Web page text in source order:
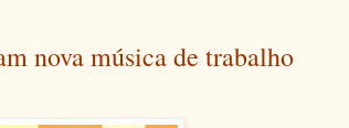
nova música de trabalho